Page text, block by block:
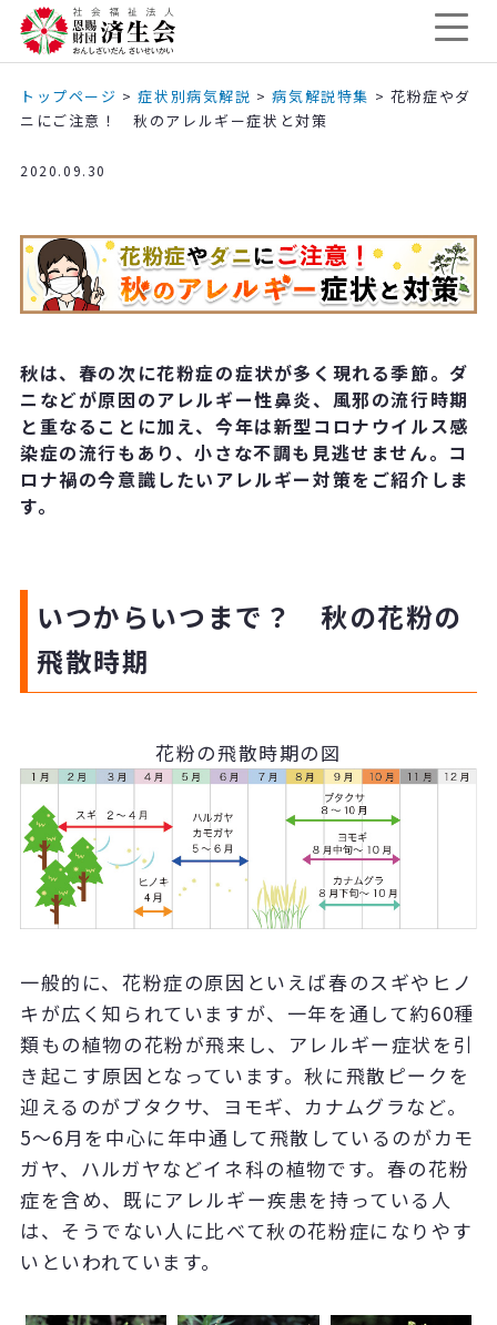
トップページ >症状別病気解説 >病気解説特集 > 花粉症やダ
ニにご注意！ 秋のアレルギー症状と対策
2020.09.30
秋は、春の次に花粉症の症状が多く現れる季節。ダ
ニなどが原因のアレルギー性鼻炎、風邪の流行時期
と重なることに加え、今年は新型コロナウイルス感
染症の流行もあり、小さな不調も見逃せません。コ
ロナ禍の今意識したいアレルギー対策をご紹介しま
す。
いつからいつまで？ 秋の花粉の
飛散時期
花粉の飛散時期の図
一般的に、花粉症の原因といえば春のスギやヒノ
キが広く知られていますが、一年を通して約60種
類もの植物の花粉が飛来し、アレルギー症状を引
き起こす原因となっています。秋に飛散ピークを
迎えるのがブタクサ、ヨモギ、カナムグラなど。
5～6月を中心に年中通して飛散しているのがカモ
ガヤ、ハルガヤなどイネ科の植物です。春の花粉
症を含め、既にアレルギー疾患を持っている人
は、そうでない人に比べて秋の花粉症になりやす
いといわれています。